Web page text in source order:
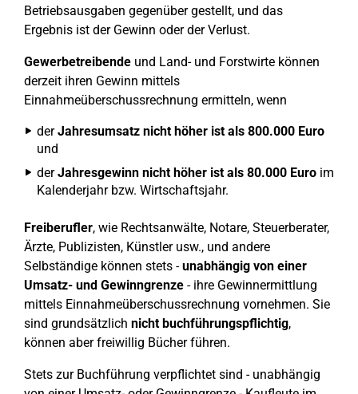
Betriebsausgaben gegenüber gestellt, und das
Ergebnis ist der Gewinn oder der Verlust.
Gewerbetreibende und Land- und Forstwirte können
derzeit ihren Gewinn mittels
Einnahmeüberschussrechnung ermitteln, wenn
derJahresumsatz nicht höher ist als 800.000 Euro
und
derJahresgewinn nicht höher ist als 80.000 Euro im
Kalenderjahr bzw. Wirtschaftsjahr.
Freiberufler, wie Rechtsanwälte, Notare, Steuerberater,
Ärzte, Publizisten, Künstler usw., und andere
Selbständige können stets -unabhängig von einer
Umsatz- und Gewinngrenze - ihre Gewinnermittlung
mittels Einnahmeüberschussrechnung vornehmen. Sie
sind grundsätzlich nicht buchführungspflichtig,
können aber freiwillig Bücher führen.
Stets zur Buchführung verpflichtet sind - unabhängig